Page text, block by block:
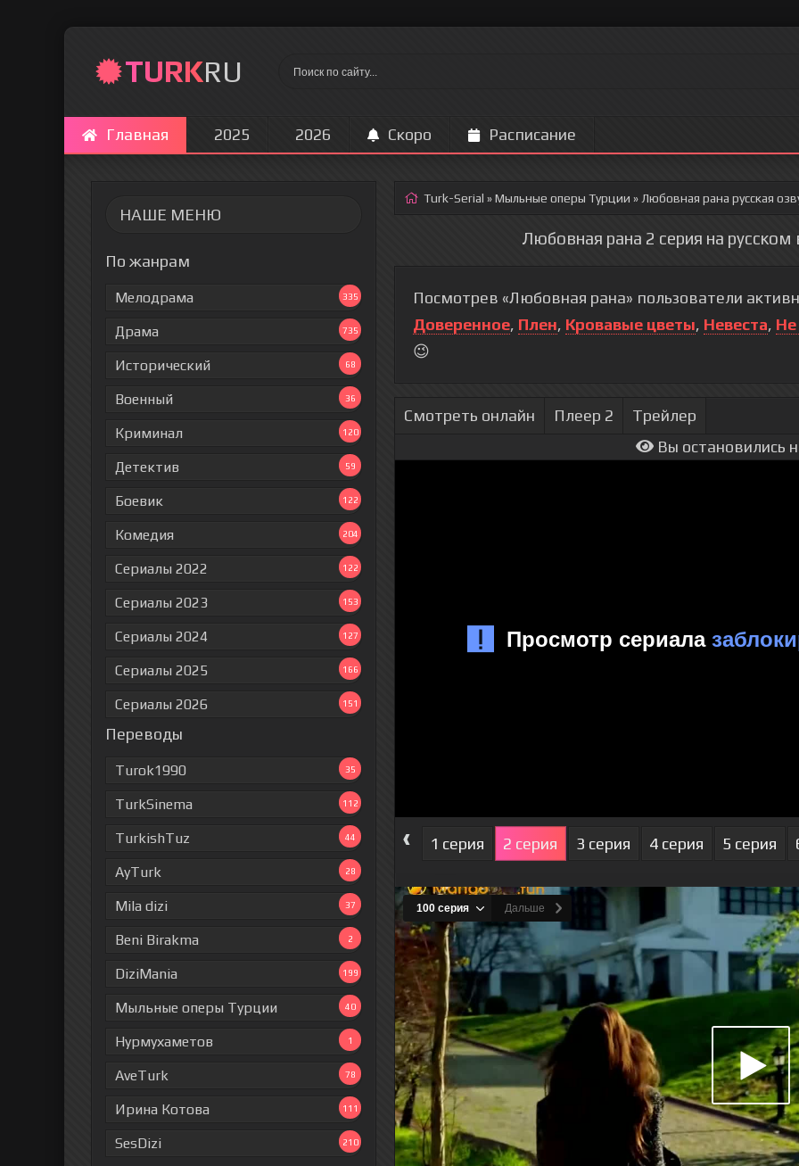
TURKRU
Главная 2025 2026 Скоро Расписание
НАШЕ МЕНЮ
По жанрам
Мелодрама 335
Драма 735
Исторический 68
Военный 36
Криминал 120
Детектив 59
Боевик 122
Комедия 204
Сериалы 2022 122
Сериалы 2023 153
Сериалы 2024 127
Сериалы 2025 166
Сериалы 2026 151
Переводы
Turok1990 35
TurkSinema 112
TurkishTuz 44
AyTurk 28
Mila dizi 37
Beni Birakma 2
DiziMania 199
Мыльные оперы Турции 40
Нурмухаметов 1
AveTurk 78
Ирина Котова 111
SesDizi 210
Turk-Serial »Мыльные оперы Турции » Любовная рана русская
Любовная рана 2 серия на
Посмотрев «Любовная рана» пользователи
Доверенное, Плен, Кровавые цветы, Невеста, Не
😉
Смотреть онлайн Плеер 2 Трейлер
Вы остановились
‹ 1 серия 2 серия 3 серия 4 серия 5 серия